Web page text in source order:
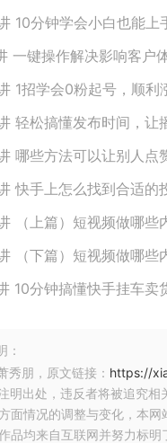
10分钟学会小白也能
一键操作解决影响客户
1招学会0粉起号，顺利
轻松搞懂发布时间，让
哪些方法可以让别人点
快手上怎么找到合适的
（上篇）短视频做哪些
（下篇）短视频做哪些
10分钟搞懂快手挂车卖
：
秀朋，原文链接： https://
明出处，违反者将被追究相
面情况的调整与变化，本网
品均来自互联网并努力标